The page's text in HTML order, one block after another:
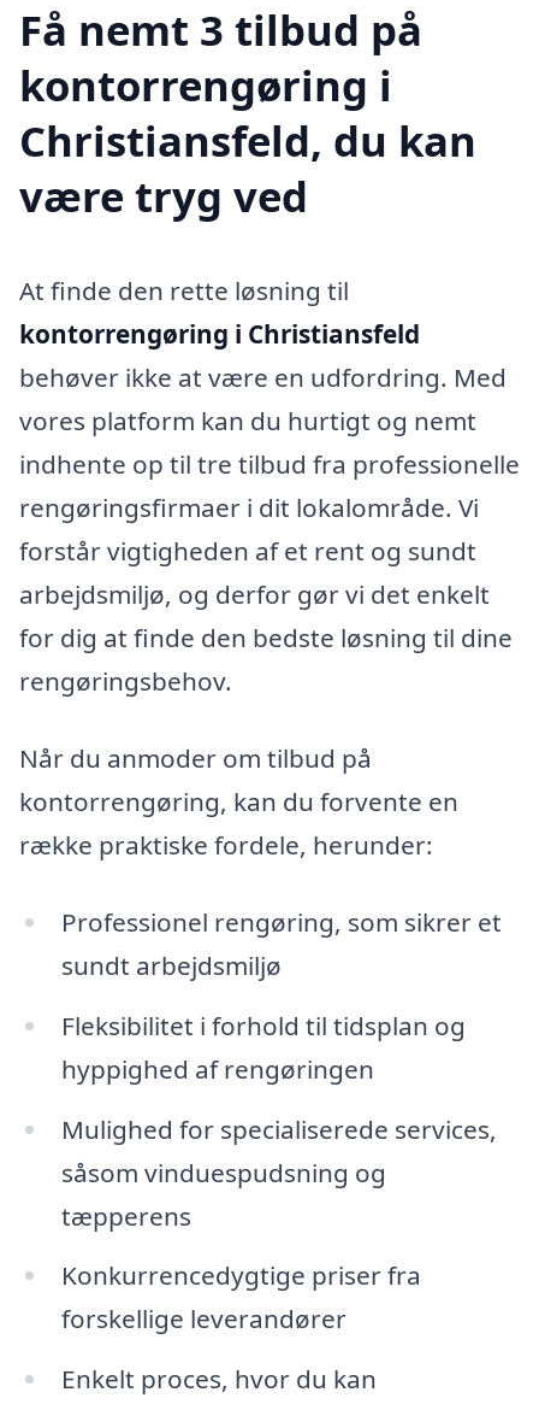
Få nemt 3 tilbud på
kontorrengøring i
Christiansfeld, du kan
være tryg ved
At finde den rette løsning til
kontorrengøring i Christiansfeld
behøver ikke at være en udfordring. Med
vores platform kan du hurtigt og nemt
indhente op til tre tilbud fra professionelle
rengøringsfirmaer i dit lokalområde. Vi
forstår vigtigheden af et rent og sundt
arbejdsmiljø, og derfor gør vi det enkelt
for dig at finde den bedste løsning til dine
rengøringsbehov.
Når du anmoder om tilbud på
kontorrengøring, kan du forvente en
række praktiske fordele, herunder:
Professionel rengøring, som sikrer et
sundt arbejdsmiljø
Fleksibilitet i forhold til tidsplan og
hyppighed af rengøringen
Mulighed for specialiserede services,
såsom vinduespudsning og
tæpperens
Konkurrencedygtige priser fra
forskellige leverandører
Enkelt proces, hvor du kan